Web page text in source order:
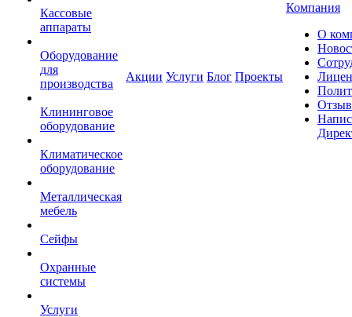
Кассовые
аппараты
Оборудование
для
производства
Клининговое
оборудование
Климатическое
оборудование
Металлическая
мебель
Сейфы
Охранные
системы
Услуги
Акции Услуги Блог Проекты
Компания
О